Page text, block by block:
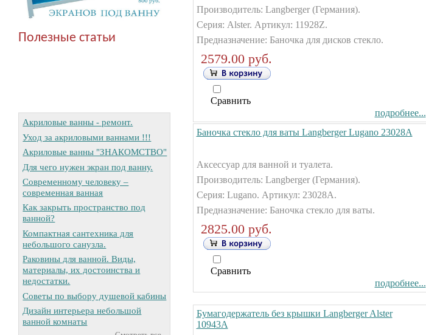
Полезные статьи
Акриловые ванны - ремонт.
Уход за акриловыми ваннами !!!
Акриловые ванны "ЗНАКОМСТВО"
Для чего нужен экран под ванну.
Современному человеку –
современная ванная
Как закрыть пространство под
ванной?
Компактная сантехника для
небольшого санузла.
Раковины для ванной. Виды,
материалы, их достоинства и
недостатки.
Советы по выбору душевой кабины
Дизайн интерьера небольшой
ванной комнаты
Производитель: Langberger (Германия).
Серия: Alster. Артикул: 11928Z.
Предназначение: Баночка для дисков стекло.
2579.00 руб.
Сравнить
подробнее...
Баночка стекло для ваты Langberger Lugano 23028А
Аксессуар для ванной и туалета.
Производитель: Langberger (Германия).
Серия: Lugano. Артикул: 23028А.
Предназначение: Баночка стекло для ваты.
2825.00 руб.
Сравнить
подробнее...
Бумагодержатель без крышки Langberger Alster
10943А